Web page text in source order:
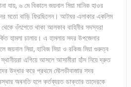
যায়, ৬ মে বিকালে জয়নাল মিয়া মানিক হাওর
মতো বাড়ি ফিরছিলেন। আটঘর এলাকার একলিম
থেকে ওঁৎপেতে থাকা আলকাব বাহিনীর সদস্যরা
হামলা চালায়। এ হামলায় সদর উপজেলার
জয়নাল মিয়া, হাবিজ মিয়া ও রকিজ মিয়া গুরুত্ব
এগিয়ে আসলে আসামীরা হাঁস নিয়ে দ্রুত
উদ্ধার করে প্রথমে মৌলভীবাজার সদর
অবনতি হলে কর্তব্যরত ডাক্তার তাদেরকে